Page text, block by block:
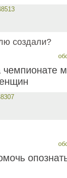
создали?
чемпионате